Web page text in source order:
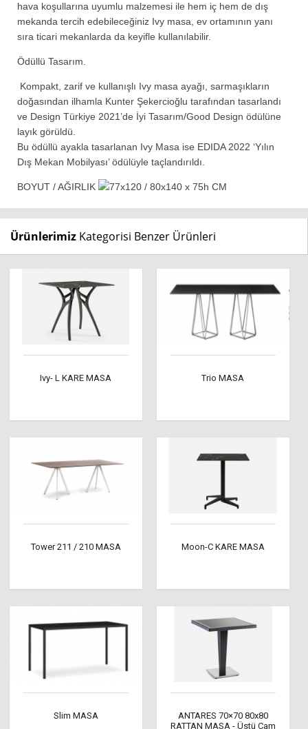
hava koşullarına uyumlu malzemesi ile hem iç hem de dış
mekanda tercih edebileceğiniz Ivy masa, ev ortamının yanı
sıra ticari mekanlarda da keyifle kullanılabilir.
Ödüllü Tasarım.
Kompakt, zarif ve kullanışlı Ivy masa ayağı, sarmaşıkların
doğasından ilhamla Kunter Şekercioğlu tarafından tasarlandı
ve Design Türkiye 2021’de İyi Tasarım/Good Design ödülüne
layık görüldü.
Bu ödüllü ayakla tasarlanan Ivy Masa ise EDIDA 2022 ‘Yılın
Dış Mekan Mobilyası’ ödülüyle taçlandırıldı.
BOYUT / AĞIRLIK 77x120 / 80x140 x 75h CM
Ürünlerimiz Kategorisi Benzer Ürünleri
Ivy- L KARE MASA Trio MASA
Tower 211 / 210 MASA Moon-C KARE MASA
Slim MASA
ANTARES 70×70 80x80
RATTAN MASA - Üstü Cam